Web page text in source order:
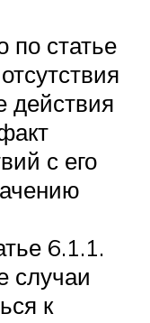
по статье
действия
с его
6.1.1.
случаи
к